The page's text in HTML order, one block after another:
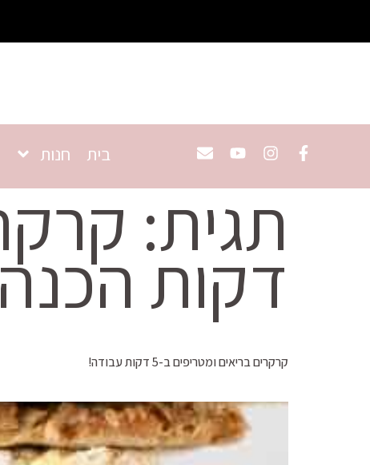
בית חנות
תגית:
דקות הכנה
קרקרים בריאים ומטריפים ב-5 דקות עבודה!